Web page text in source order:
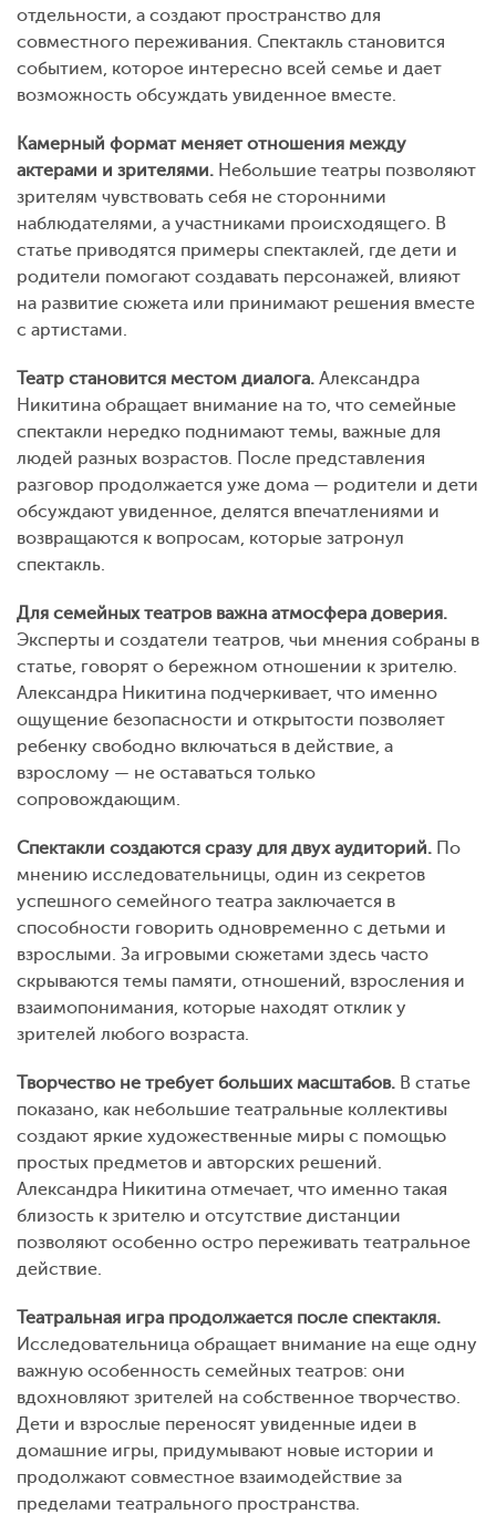
отдельности, а создают пространство для
совместного переживания. Спектакль становится
событием, которое интересно всей семье и дает
возможность обсуждать увиденное вместе.
Камерный формат меняет отношения между
актерами и зрителями. Небольшие театры позволяют
зрителям чувствовать себя не сторонними
наблюдателями, а участниками происходящего. В
статье приводятся примеры спектаклей, где дети и
родители помогают создавать персонажей, влияют
на развитие сюжета или принимают решения вместе
с артистами.
Театр становится местом диалога. Александра
Никитина обращает внимание на то, что семейные
спектакли нередко поднимают темы, важные для
людей разных возрастов. После представления
разговор продолжается уже дома — родители и дети
обсуждают увиденное, делятся впечатлениями и
возвращаются к вопросам, которые затронул
спектакль.
Для семейных театров важна атмосфера доверия.
Эксперты и создатели театров, чьи мнения собраны в
статье, говорят о бережном отношении к зрителю.
Александра Никитина подчеркивает, что именно
ощущение безопасности и открытости позволяет
ребенку свободно включаться в действие, а
взрослому — не оставаться только
сопровождающим.
Спектакли создаются сразу для двух аудиторий. По
мнению исследовательницы, один из секретов
успешного семейного театра заключается в
способности говорить одновременно с детьми и
взрослыми. За игровыми сюжетами здесь часто
скрываются темы памяти, отношений, взросления и
взаимопонимания, которые находят отклик у
зрителей любого возраста.
Творчество не требует больших масштабов. В статье
показано, как небольшие театральные коллективы
создают яркие художественные миры с помощью
простых предметов и авторских решений.
Александра Никитина отмечает, что именно такая
близость к зрителю и отсутствие дистанции
позволяют особенно остро переживать театральное
действие.
Театральная игра продолжается после спектакля.
Исследовательница обращает внимание на еще одну
важную особенность семейных театров: они
вдохновляют зрителей на собственное творчество.
Дети и взрослые переносят увиденные идеи в
домашние игры, придумывают новые истории и
продолжают совместное взаимодействие за
пределами театрального пространства.